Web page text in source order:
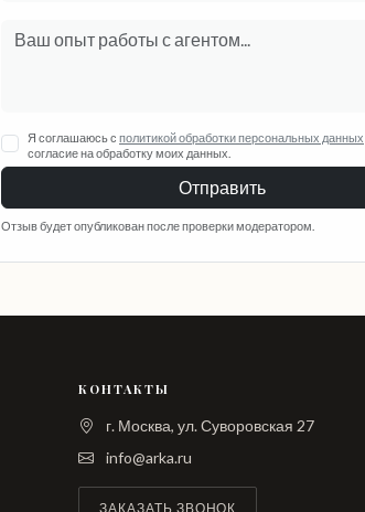
Я соглашаюсь с политикой обработки персональных данных
согласие на обработку моих данных.
Отправить
Отзыв будет опубликован после проверки модератором.
КОНТАКТЫ
г. Москва, ул. Суворовская 27
info@arka.ru
ЗАКАЗАТЬ ЗВОНОК